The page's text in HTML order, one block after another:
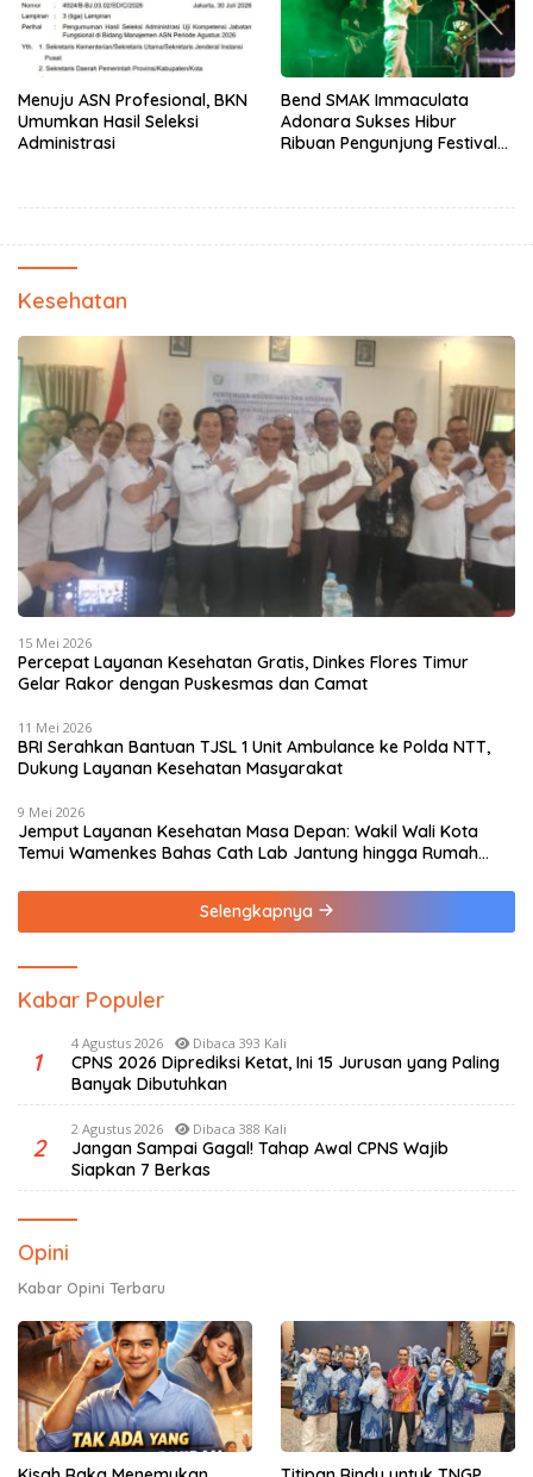
Menuju ASN Profesional, BKN
Umumkan Hasil Seleksi
Administrasi
Bend SMAK Immaculata
Adonara Sukses Hibur
Ribuan Pengunjung Festival
Kesehatan
15 Mei 2026
Percepat Layanan Kesehatan Gratis, Dinkes Flores Timur
Gelar Rakor dengan Puskesmas dan Camat
11 Mei 2026
BRI Serahkan Bantuan TJSL 1 Unit Ambulance ke Polda NTT,
Dukung Layanan Kesehatan Masyarakat
9 Mei 2026
Jemput Layanan Kesehatan Masa Depan: Wakil Wali Kota
Temui Wamenkes Bahas Cath Lab Jantung hingga Rumah
Selengkapnya
Kabar Populer
1
4 Agustus 2026 Dibaca 393 Kali
CPNS 2026 Diprediksi Ketat, Ini 15 Jurusan yang Paling
Banyak Dibutuhkan
2
2 Agustus 2026 Dibaca 388 Kali
Jangan Sampai Gagal! Tahap Awal CPNS Wajib
Siapkan 7 Berkas
Opini
Kabar Opini Terbaru